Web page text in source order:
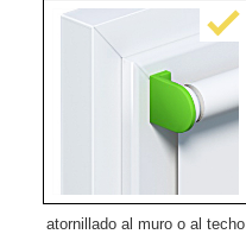
atornillado al muro o al techo